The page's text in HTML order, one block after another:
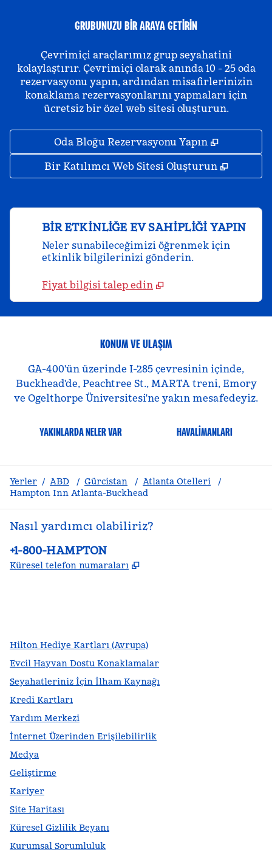
GRUBUNUZU BIR ARAYA GETIRIN
Çevrimiçi araçlarımız grup seyahatini
kolaylaştırır. Çevrimiçi olarak anında 10 - 25 oda
rezervasyonu yapın, ardından misafirlerinizin
konaklama rezervasyonlarını yapmaları için
ücretsiz bir özel web sitesi oluşturun.
Oda Bloğu Rezervasyonu Yapın ,
Bir Katılımcı Web Sitesi Oluşturun ,
BIR ETKINLIĞE EV SAHIPLIĞI YAPIN
Neler sunabileceğimizi öğrenmek için
etkinlik bilgilerinizi gönderin.
Fiyat bilgisi talep edin
KONUM VE ULAŞIM
GA-400'ün üzerinde I-285 çevresinin içinde,
Buckhead'de, Peachtree St., MARTA treni, Emory
ve Ogelthorpe Üniversitesi'ne yakın mesafedeyiz.
YAKINLARDA NELER VAR HAVALIMANLARI
Yerler / ABD / Gürcistan / Atlanta Otelleri
/
Hampton Inn Atlanta-Buckhead
Nasıl yardımcı olabiliriz?
Telefon:
+1-800-HAMPTON
Küresel telefon numaraları ,
Hilton Hediye Kartları (Avrupa)
Evcil Hayvan Dostu Konaklamalar
Seyahatleriniz İçin İlham Kaynağı
Kredi Kartları
Yardım Merkezi
İnternet Üzerinden Erişilebilirlik
Medya
Geliştirme
Kariyer
Site Haritası
Küresel Gizlilik Beyanı
Kurumsal Sorumluluk